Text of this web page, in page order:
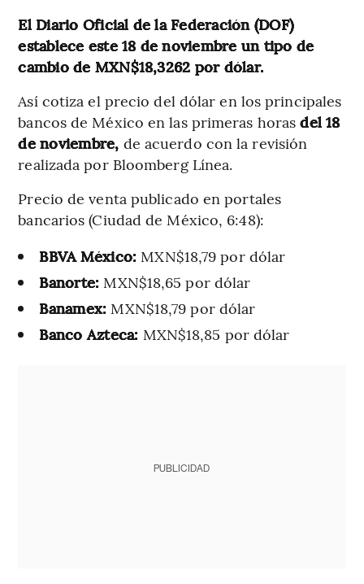
El Diario Oficial de la Federación (DOF)
establece este 18 de noviembre un tipo de
cambio de MXN$18,3262 por dólar.
Así cotiza el precio del dólar en los principales
bancos de México en las primeras horasdel 18
de noviembre, de acuerdo con la revisión
realizada por Bloomberg Línea.
Precio de venta publicado en portales
bancarios (Ciudad de México, 6:48):
BBVA México: MXN$18,79 por dólar
Banorte: MXN$18,65 por dólar
Banamex: MXN$18,79 por dólar
Banco Azteca: MXN$18,85 por dólar
PUBLICIDAD